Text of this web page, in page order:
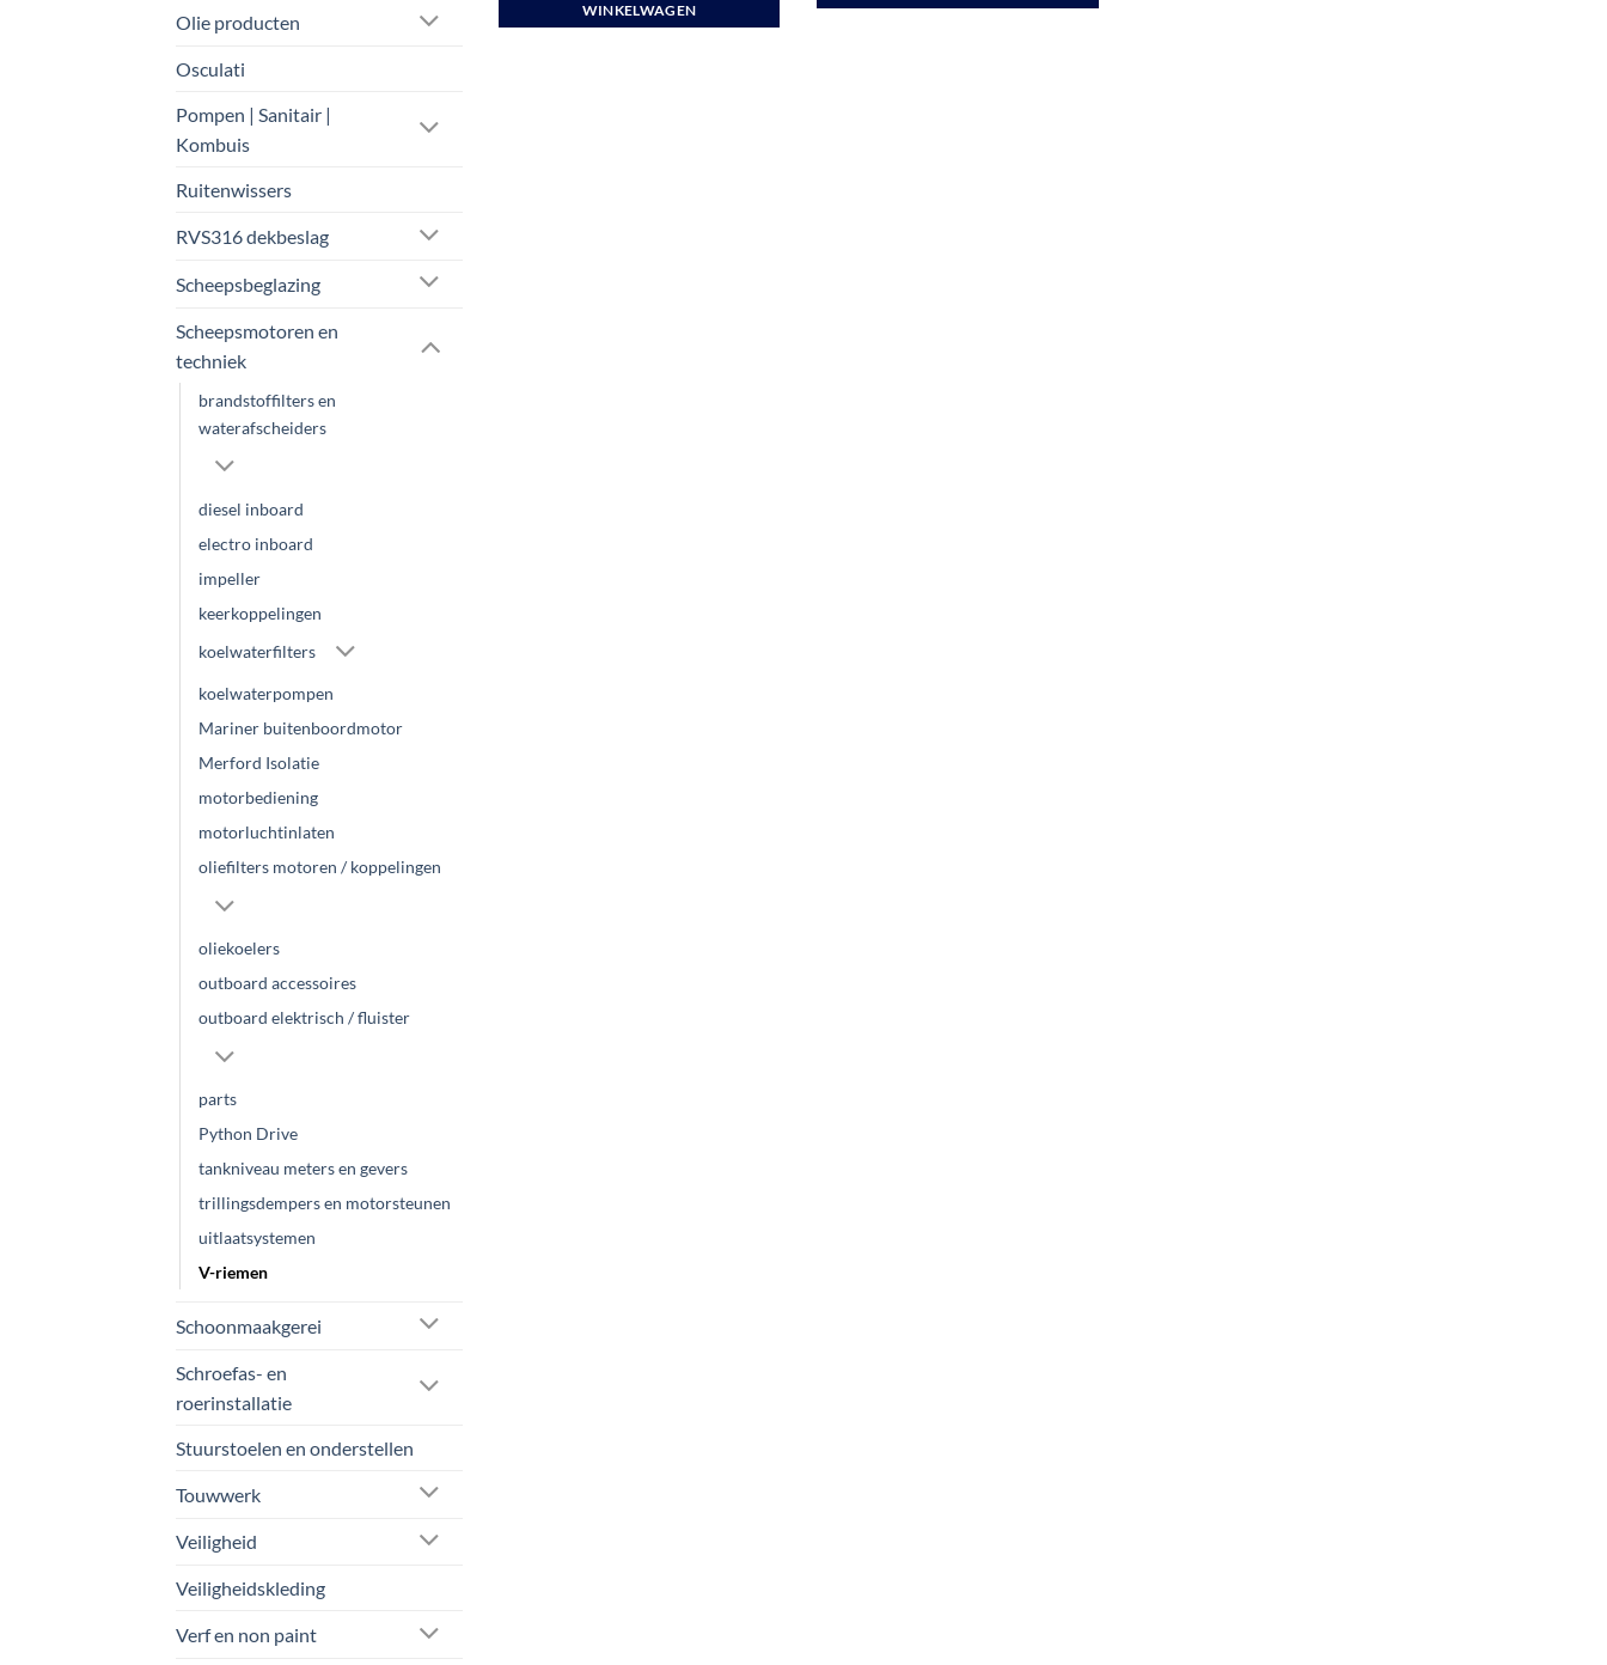
Olie producten
Osculati
Pompen | Sanitair |
Kombuis
Ruitenwissers
RVS316 dekbeslag
Scheepsbeglazing
Scheepsmotoren en
techniek
brandstoffilters en
waterafscheiders
diesel inboard
electro inboard
impeller
keerkoppelingen
koelwaterfilters
koelwaterpompen
Mariner buitenboordmotor
Merford Isolatie
motorbediening
motorluchtinlaten
oliefilters motoren / koppelingen
oliekoelers
outboard accessoires
outboard elektrisch / fluister
parts
Python Drive
tankniveau meters en gevers
trillingsdempers en motorsteunen
uitlaatsystemen
V-riemen
Schoonmaakgerei
Schroefas- en
roerinstallatie
Stuurstoelen en onderstellen
Touwwerk
Veiligheid
Veiligheidskleding
Verf en non paint
WINKELWAGEN